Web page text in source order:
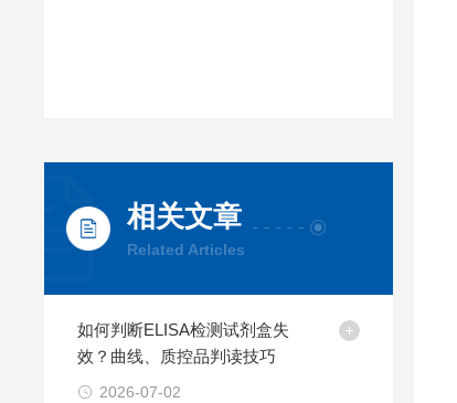
相关文章
Related Articles
如何判断ELISA检测试剂盒失
效？曲线、质控品判读技巧
2026-07-02